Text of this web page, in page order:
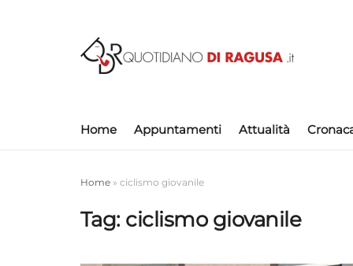
Home Appuntamenti Attualità
Home » ciclismo giovanile
Tag: ciclismo giovanile